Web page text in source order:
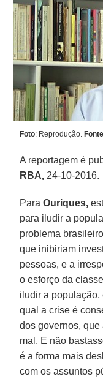
Foto: Reprodução.Fonte
A reportagem é
RBA, 24-10-2016.
ParaOuriques,
para iludir a
problema
que inibiriam
pessoas, e a
o esforço da
iludir a
qual a crise é
dos governos,
mal. E não
é a forma mais
com os assuntos